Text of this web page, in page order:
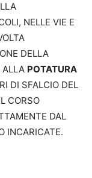
NELLE VIE E
DELLA
ALLA POTATURA
DI SFALCIO DEL
CORSO
DAL
INCARICATE.